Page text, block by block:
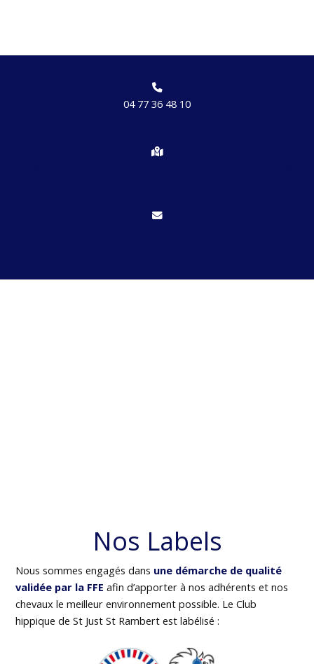
04 77 36 48 10
Nos Labels
Nous sommes engagés dans une démarche de qualité
validée par la FFE afin d’apporter à nos adhérents et nos
chevaux le meilleur environnement possible. Le Club
hippique de St Just St Rambert est labélisé :